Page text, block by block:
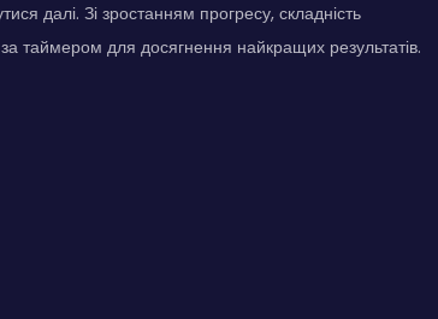
далі. Зі зростанням прогресу, складність
таймером для досягнення найкращих результатів.